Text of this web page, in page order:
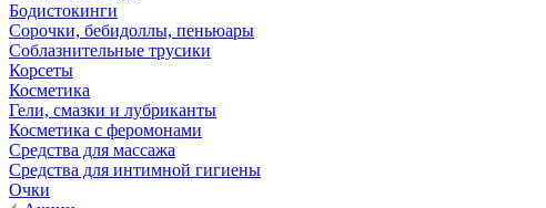
Бодистокинги
Сорочки, бебидоллы, пеньюары
Соблазнительные трусики
Корсеты
Косметика
Гели, смазки и лубриканты
Косметика с феромонами
Средства для массажа
Средства для интимной гигиены
Очки